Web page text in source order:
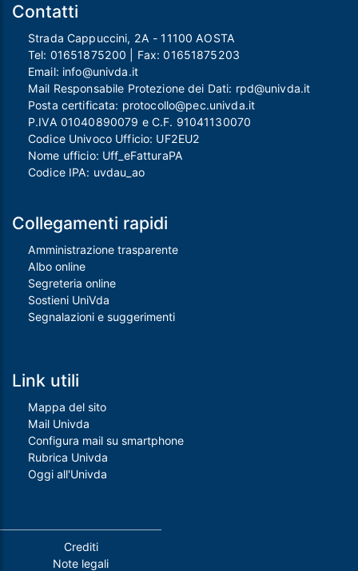
Contatti
Strada Cappuccini, 2A - 11100 AOSTA
Tel: 01651875200 | Fax:01651875203
Email: info@univda.it
Mail Responsabile Protezione dei Dati: rpd@univda.it
Posta certificata: protocollo@pec.univda.it
P.IVA 01040890079 e C.F. 91041130070
Codice Univoco Ufficio: UF2EU2
Nome ufficio: Uff_eFatturaPA
Codice IPA: uvdau_ao
Collegamenti rapidi
Amministrazione trasparente
Albo online
Segreteria online
Sostieni UniVda
Segnalazioni e suggerimenti
Link utili
Mappa del sito
Mail Univda
Configura mail su smartphone
Rubrica Univda
Oggi all'Univda
Piè di pagina
Crediti
Note legali